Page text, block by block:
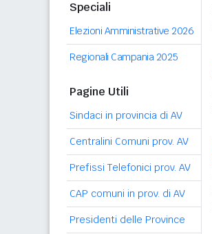
Speciali
Elezioni Amministrative 2026
Regionali Campania 2025
Pagine Utili
Sindaci in provincia di AV
Centralini Comuni prov. AV
Prefissi Telefonici prov. AV
CAP comuni in prov. di AV
Presidenti delle Province